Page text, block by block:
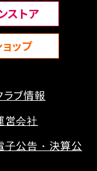
ストア
ップ
ラブ情報
営会社
子公告・決算公